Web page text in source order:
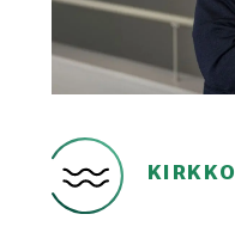
KIRKKO